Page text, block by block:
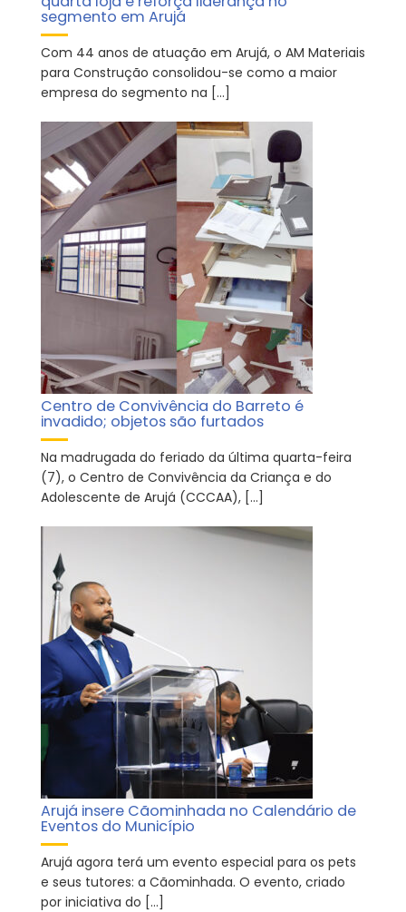
segmento em Arujá
Com 44 anos de atuação em Arujá, o AM Materiais
para Construção consolidou-se como a maior
empresa do segmento na […]
Centro de Convivência do Barreto é
invadido; objetos são furtados
Na madrugada do feriado da última quarta-feira
(7), o Centro de Convivência da Criança e do
Adolescente de Arujá (CCCAA), […]
Arujá insere Cãominhada no Calendário de
Eventos do Município
Arujá agora terá um evento especial para os pets
e seus tutores: a Cãominhada. O evento, criado
por iniciativa do […]